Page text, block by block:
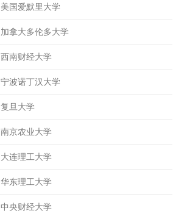
美国爱默里大学
加拿大多伦多大学
西南财经大学
宁波诺丁汉大学
复旦大学
南京农业大学
大连理工大学
华东理工大学
中央财经大学